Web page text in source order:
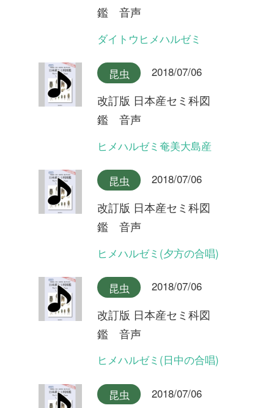
改訂版 日本産セミ科図
鑑 音声
大島産(合唱)
昆虫 2018/07/06
改訂版 日本産セミ科図
大島産
昆虫 2018/07/06
改訂版 日本産セミ科図
本島産
昆虫 2018/07/06
改訂版 日本産セミ科図
昆虫 2018/07/06